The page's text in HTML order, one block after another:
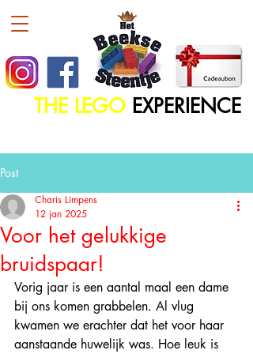
THE LEGO EXPERIENCE
Post
Voor het gelukkige
bruidspaar!
Charis Limpens
12 jan 2025
Vorig jaar is een aantal maal een dame
bij ons komen grabbelen. Al vlug
kwamen we erachter dat het voor haar
aanstaande huwelijk was. Hoe leuk is